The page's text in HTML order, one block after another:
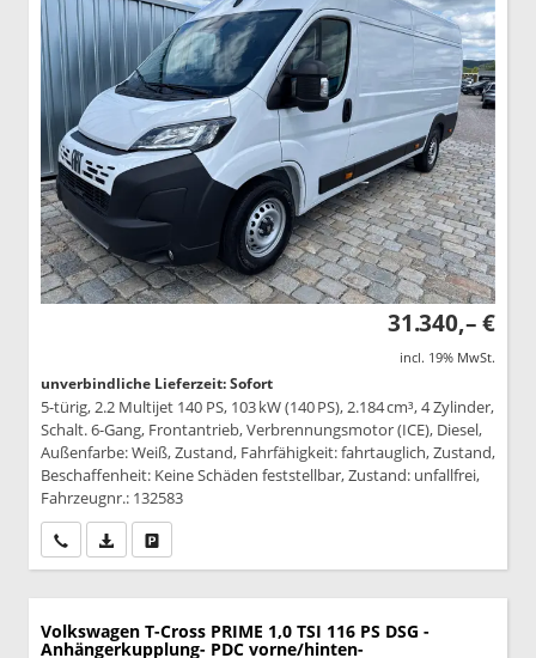
31.340,– €
incl. 19% MwSt.
unverbindliche Lieferzeit: Sofort
5-türig, 2.2 Multijet 140 PS, 103 kW (140 PS), 2.184 cm³, 4 Zylinder,
Schalt. 6-Gang, Frontantrieb, Verbrennungsmotor (ICE), Diesel,
Außenfarbe: Weiß, Zustand, Fahrfähigkeit: fahrtauglich, Zustand,
Beschaffenheit: Keine Schäden feststellbar, Zustand: unfallfrei,
Fahrzeugnr.: 132583
Wir rufen Sie anPDF-Datei, Fahrzeugexposé drucken
Volkswagen T-Cross PRIME 1,0 TSI 116 PS DSG -
Anhängerkupplung- PDC vorne/hinten-